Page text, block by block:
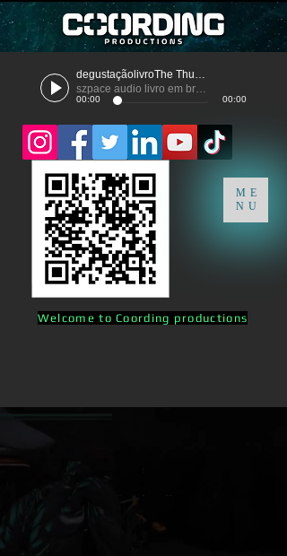
degustaçãolivroThe Thunder
szpace audio livro em breve
00:00 00:00
ME
NU
Welcome to Coording productions